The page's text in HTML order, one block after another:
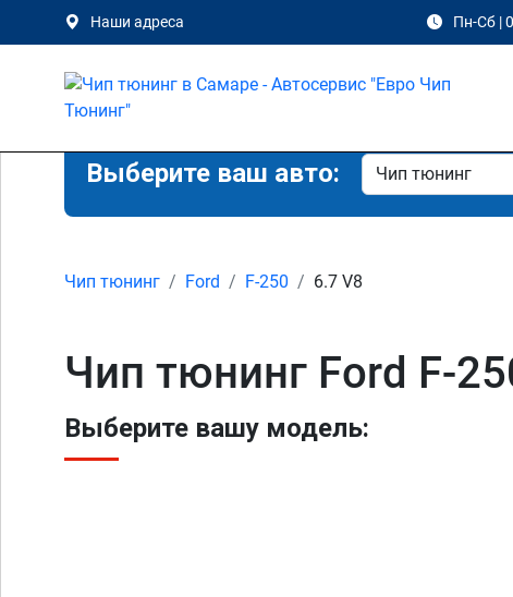
Наши адреса Пн-Сб |
Выберите ваш авто:
Чип тюнинг Ford F-250 6.7 V8
Чип тюнинг Ford F-
Выберите вашу модель: